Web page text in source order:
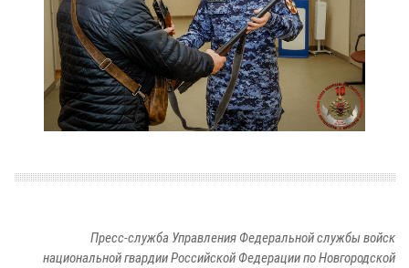
Пресс-служба Управления Федеральной службы войск
национальной гвардии Российской Федерации по Новгородской